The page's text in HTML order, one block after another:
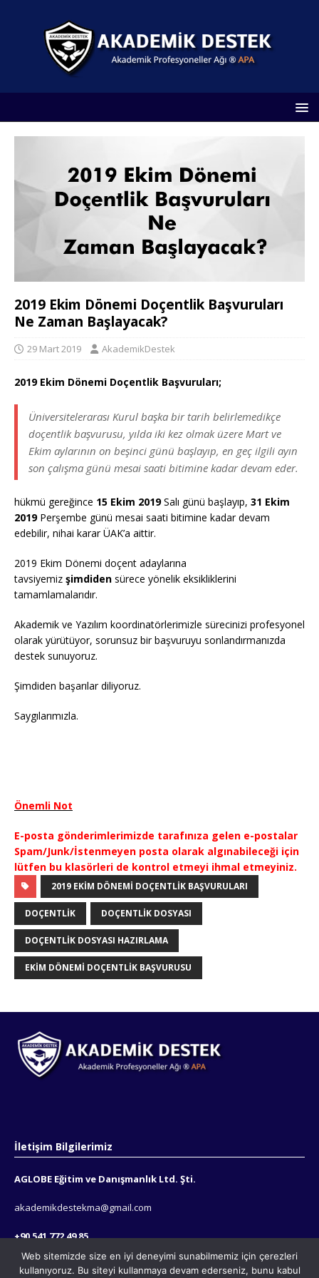
2019 Ekim Dönemi Doçentlik Başvuruları
Ne Zaman Başlayacak?
29 Mart 2019 AkademikDestek
2019 Ekim Dönemi Doçentlik Başvuruları;
Üniversitelerarası Kurul başka bir tarih belirlemedikçe
doçentlik başvurusu, yılda iki kez olmak üzere Mart ve
Ekim aylarının on beşinci günü başlayıp, en geç ilgili ayın
son çalışma günü mesai saati bitimine kadar devam eder.
hükmü gereğince 15 Ekim 2019Salı günü başlayıp, 31 Ekim
2019Perşembe günü mesai saati bitimine kadar devam
edebilir, nihai karar ÜAK’a aittir.
2019 Ekim Dönemi doçent adaylarına
tavsiyemiz şimdiden sürece yönelik eksikliklerini
tamamlamalarıdır.
Akademik ve Yazılım koordinatörlerimizle sürecinizi profesyonel
olarak yürütüyor, sorunsuz bir başvuruyu sonlandırmanızda
destek sunuyoruz.
Şimdiden başarılar diliyoruz.
Saygılarımızla.
Önemli Not
E-posta gönderimlerimizde tarafınıza gelen e-postalar
Spam/Junk/İstenmeyen posta olarak algınabileceği için
lütfen bu klasörleri de kontrol etmeyi ihmal etmeyiniz.
2019 EKIM DÖNEMI DOÇENTLIK BAŞVURULARI
DOÇENTLIK DOÇENTLIK DOSYASI
DOÇENTLIK DOSYASI HAZIRLAMA
EKIM DÖNEMI DOÇENTLIK BAŞVURUSU
İletişim Bilgilerimiz
AGLOBE Eğitim ve Danışmanlık Ltd. Şti.
akademikdestekma@gmail.com
+90 541 772 49 85
+90 543 569 6147
Web sitemizde size en iyi deneyimi sunabilmemiz için çerezleri
kullanıyoruz. Bu siteyi kullanmaya devam ederseniz, bunu kabul